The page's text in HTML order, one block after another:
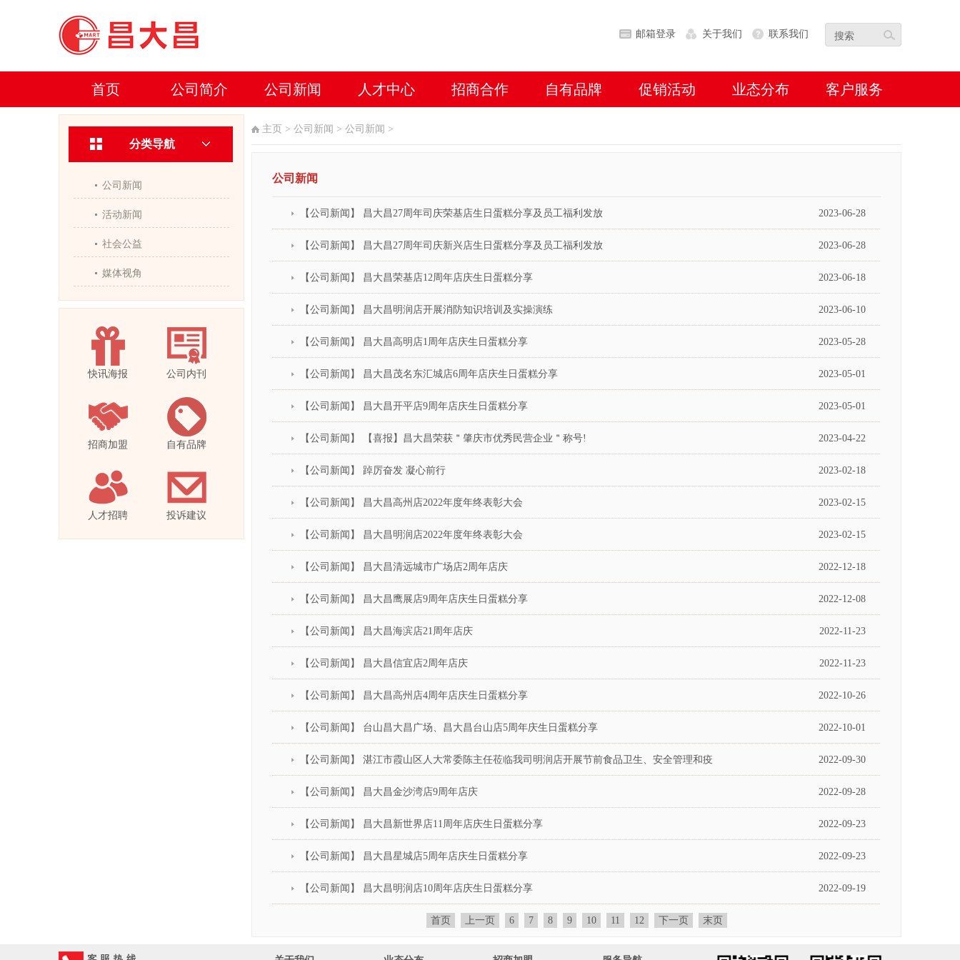
邮箱登录 关于我们 联系我们
首页 公司简介 公司新闻 人才中心 招商合作 自有品牌 促销活动 业态分布 客户服务
分类导航
公司新闻
活动新闻
社会公益
媒体视角
快讯海报 公司内刊
招商加盟 自有品牌
人才招聘 投诉建议
主页 > 公司新闻 > 公司新闻 >
公司新闻
2023-06-28
【公司新闻】 昌大昌27周年司庆荣基店生日蛋糕分享及员工福利发放
2023-06-28
【公司新闻】 昌大昌27周年司庆新兴店生日蛋糕分享及员工福利发放
2023-06-18
【公司新闻】 昌大昌荣基店12周年店庆生日蛋糕分享
2023-06-10
【公司新闻】 昌大昌明润店开展消防知识培训及实操演练
2023-05-28
【公司新闻】 昌大昌高明店1周年店庆生日蛋糕分享
2023-05-01
【公司新闻】 昌大昌茂名东汇城店6周年店庆生日蛋糕分享
2023-05-01
【公司新闻】 昌大昌开平店9周年店庆生日蛋糕分享
2023-04-22
【公司新闻】 【喜报】昌大昌荣获＂肇庆市优秀民营企业＂称号!
2023-02-18
【公司新闻】 踔厉奋发 凝心前行
2023-02-15
【公司新闻】 昌大昌高州店2022年度年终表彰大会
2023-02-15
【公司新闻】 昌大昌明润店2022年度年终表彰大会
2022-12-18
【公司新闻】 昌大昌清远城市广场店2周年店庆
2022-12-08
【公司新闻】 昌大昌鹰展店9周年店庆生日蛋糕分享
2022-11-23
【公司新闻】 昌大昌海滨店21周年店庆
2022-11-23
【公司新闻】 昌大昌信宜店2周年店庆
2022-10-26
【公司新闻】 昌大昌高州店4周年店庆生日蛋糕分享
2022-10-01
【公司新闻】 台山昌大昌广场、昌大昌台山店5周年庆生日蛋糕分享
2022-09-30
【公司新闻】 湛江市霞山区人大常委陈主任莅临我司明润店开展节前食品卫生、安全管理和疫
2022-09-28
【公司新闻】 昌大昌金沙湾店9周年店庆
2022-09-23
【公司新闻】 昌大昌新世界店11周年店庆生日蛋糕分享
2022-09-23
【公司新闻】 昌大昌星城店5周年店庆生日蛋糕分享
2022-09-19
【公司新闻】 昌大昌明润店10周年店庆生日蛋糕分享
首页 上一页 6 7 8 9 10 11 12 下一页 末页